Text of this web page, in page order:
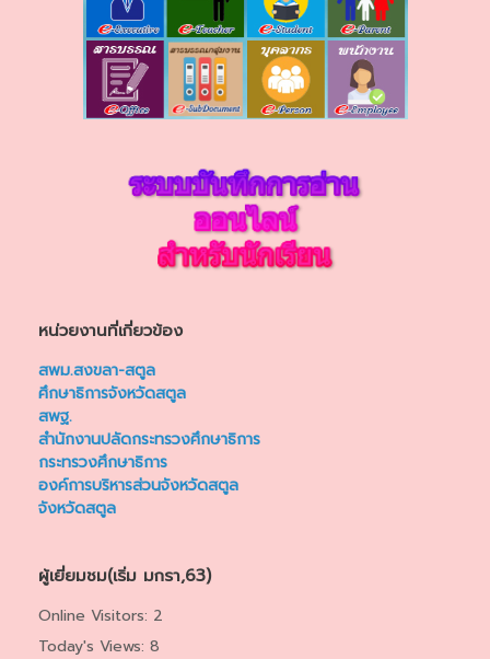
หน่วยงานที่เกี่ยวข้อง
สพม.สงขลา-สตูล
ศึกษาธิการจังหวัดสตูล
สพฐ.
สำนักงานปลัดกระทรวงศึกษาธิการ
กระทรวงศึกษาธิการ
องค์การบริหารส่วนจังหวัดสตูล
จังหวัดสตูล
ผู้เยี่ยมชม(เริ่ม มกรา,63)
Online Visitors: 2
Today's Views: 8